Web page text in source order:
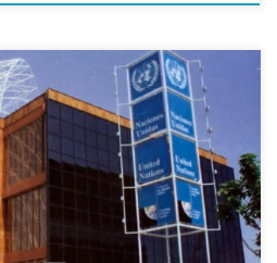
y en particular la Unesco,
la Exposición Universal de Sevilla
1992, coincidiendo con el Día
S.A.R. la Infanta Cristina
compañía del director general